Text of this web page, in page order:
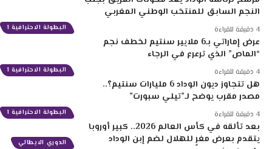
البطولة الاحترافية 1
النجم السابق للمنتخب الوطني المغربي
البطولة الاحترافية 1
عرض إماراتي بـ6 ملايير سنتيم لخطف نجم
“الماص” الذي ترعرع في الرجاء
البطولة الاحترافية 1
هل تتجاوز ديون الوداد 6 مليارات سنتيم؟..
مصدر مقرب يوضح لـ”تيلي سبورت”
الدوري الايطالي
بعد تألقه في كأس العالم 2026.. كبير أوروبا
يتقدم بعرض مغرٍ للهلال لضم إبن الوداد